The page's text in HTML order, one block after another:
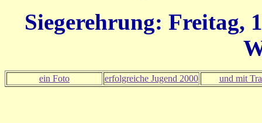
Siegerehrung: Freitag,
ein Foto erfolgreiche Jugend 2000 und mit